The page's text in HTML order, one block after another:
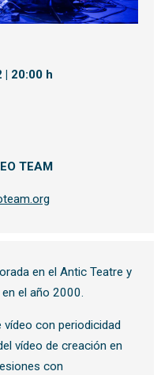
| 20:00 h
TEAM
en el Antic Teatre y
el año 2000.
con periodicidad
vídeo de creación en
con